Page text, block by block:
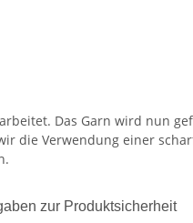
Das Garn wird nun
Verwendung einer
zur Produktsicherheit